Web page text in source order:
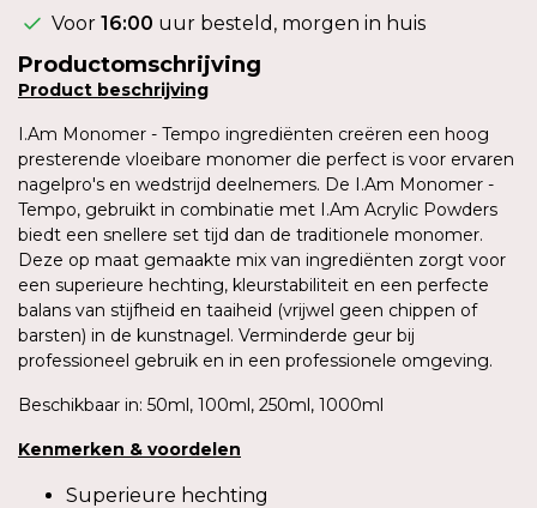
Voor 16:00 uur besteld, morgen in huis
Productomschrijving
Product beschrijving
I.Am Monomer - Tempo ingrediënten creëren een hoog
presterende vloeibare monomer die perfect is voor ervaren
nagelpro's en wedstrijd deelnemers. De I.Am Monomer -
Tempo, gebruikt in combinatie met I.Am Acrylic Powders
biedt een snellere set tijd dan de traditionele monomer.
Deze op maat gemaakte mix van ingrediënten zorgt voor
een superieure hechting, kleurstabiliteit en een perfecte
balans van stijfheid en taaiheid (vrijwel geen chippen of
barsten) in de kunstnagel. Verminderde geur bij
professioneel gebruik en in een professionele omgeving.
Beschikbaar in: 50ml, 100ml, 250ml, 1000ml
Kenmerken & voordelen
Superieure hechting